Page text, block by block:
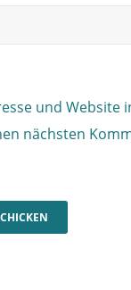
und Website
nächsten